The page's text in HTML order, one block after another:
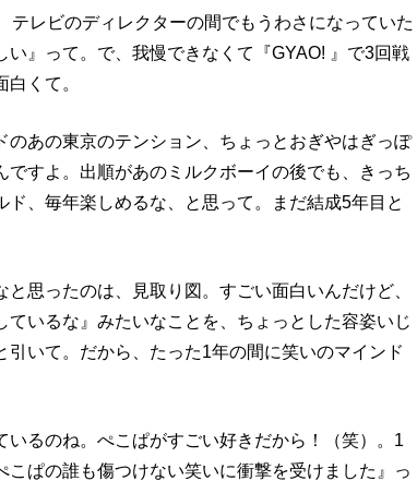
テレビのディレクターの間でもうわさになっていた
』って。で、我慢できなくて『GYAO! 』で3回戦
くて。
あの東京のテンション、ちょっとおぎやはぎっぽ
すよ。出順があのミルクボーイの後でも、きっち
、毎年楽しめるな、と思って。まだ結成5年目と
思ったのは、見取り図。すごい面白いんだけど、
ているな』みたいなことを、ちょっとした容姿いじ
いて。だから、たった1年の間に笑いのマインド
るのね。ぺこぱがすごい好きだから！（笑）。1
ぱの誰も傷つけない笑いに衝撃を受けました』っ